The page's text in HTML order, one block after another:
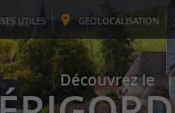
UTILES GEOLOCALISATION
Découvrez le